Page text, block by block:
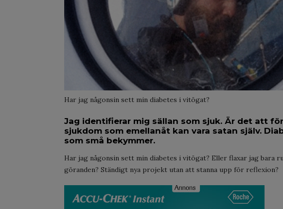
Har jag någonsin sett min diabetes i vitögat?
Jag identifierar mig sällan som sjuk. Är det att
sjukdom som emellanåt kan vara satan själv.
som små bekymmer.
Har jag någonsin sett min diabetes i vitögat? Eller flaxar jag bara
göranden? Ständigt nya projekt utan att stanna upp för reflexion?